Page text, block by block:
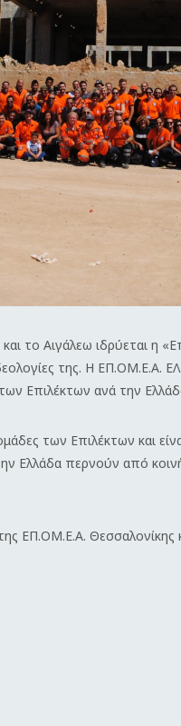
το Αιγάλεω ιδρύεται η
της. Η ΕΠ.ΟΜ.Ε.Α.
Επιλέκτων ανά την
των Επιλέκτων και
Ελλάδα περνούν από
της ΕΠ.ΟΜ.Ε.Α. Θεσσαλονίκης